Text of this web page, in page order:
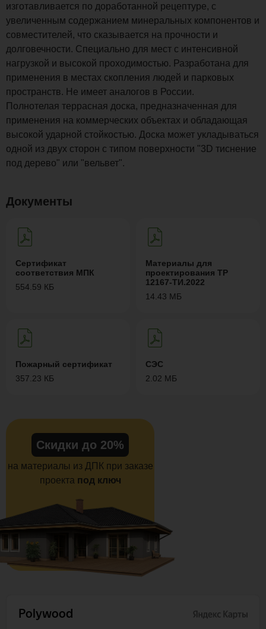
изготавливается по доработанной рецептуре, с
увеличенным содержанием минеральных компонентов и
совместителей, что сказывается на прочности и
долговечности. Специально для мест с интенсивной
нагрузкой и высокой проходимостью. Разработана для
применения в местах скопления людей и парковых
пространств. Не имеет аналогов в России.
Полнотелая террасная доска, предназначенная для
применения на коммерческих объектах и обладающая
высокой ударной стойкостью. Доска может укладываться
одной из двух сторон с типом поверхности "3D тиснение
под дерево" или "вельвет".
Документы
Сертификат
соответствия МПК
554.59 КБ
Материалы для
проектирования ТР
12167-ТИ.2022
14.43 МБ
Пожарный сертификат
357.23 КБ
СЭС
2.02 МБ
Скидки до 20%
на материалы из ДПК при заказе
проекта под ключ